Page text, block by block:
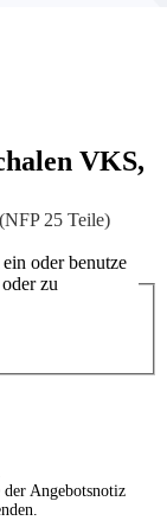
VKS,
25 Teile)
oder benutze
zu
Angebotsnotiz